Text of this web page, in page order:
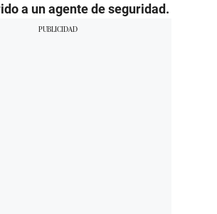
a un agente de seguridad.